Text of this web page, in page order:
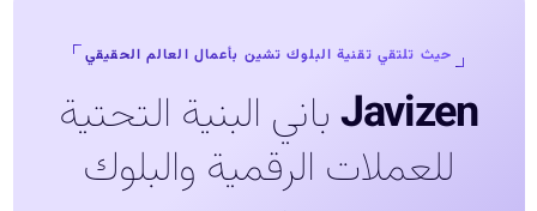
حيث تلتقي تقنية البلوك تشين بأعمال العالم الحقيقي
Javizenباني البنية التحتية
للعملات الرقمية والبلوك